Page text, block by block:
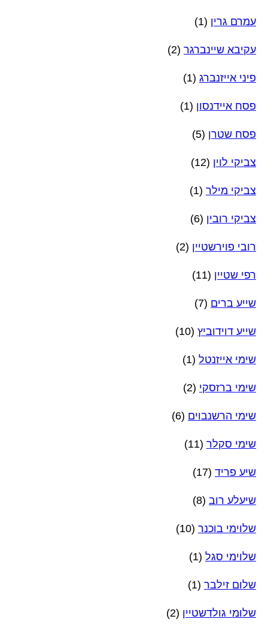
עמרם גרין (1)
עקיבא שיינברגר (2)
פיני אייזנברג (1)
פסח איידנסון (1)
פסח שטרן (5)
צביקי לוין (12)
צביקי מילר (1)
צביקי רובין (6)
רובי פוירשטיין (2)
רפי שטיין (11)
שייע ברים (7)
שייע דוידוביץ (10)
שימי אייזנטל (1)
שימי ברזסקי (2)
שימי הרשנבוים (6)
שימי סקלר (11)
שיע פריד (17)
שיעלע רוב (8)
שלוימי בוכנר (10)
שלוימי סגל (1)
שלום זילבר (1)
שלומי גולדשטיין (2)